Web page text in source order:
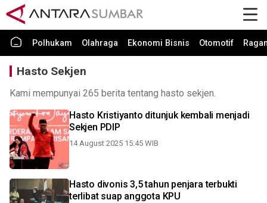
Polhukam Olahraga Ekonomi Bisnis Otomotif
Hasto Sekjen
Kami mempunyai 265 berita tentang hasto sekjen.
Hasto Kristiyanto ditunjuk kembali menjadi
Sekjen PDIP
14 August 2025 15:45 WIB
Hasto divonis 3,5 tahun penjara terbukti
terlibat suap anggota KPU